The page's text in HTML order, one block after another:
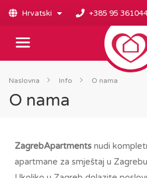
Hrvatski +385 95
Naslovna Info O nama
O nama
ZagrebApartments nudi
apartmane za smještaj u